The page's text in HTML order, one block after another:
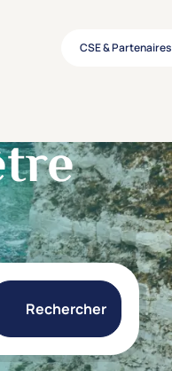
CSE & Partenaires
Rechercher